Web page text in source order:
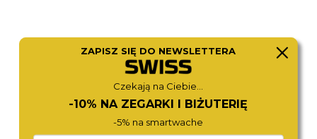
FS6138 AW1782-11A
ZAPISZ SIĘ DO NEWSLETTERA
Czekają na Ciebie...
-10% NA ZEGARKI I BIŻUTERIĘ
-5% na smartwache